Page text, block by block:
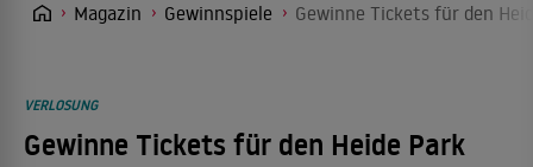
Magazin Gewinnspiele Gewinne Tickets für den
VERLOSUNG
Gewinne Tickets für den Heide Park